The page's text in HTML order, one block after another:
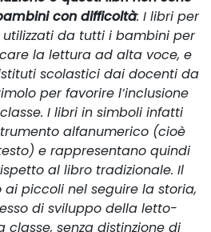
con difficoltà: I libri per
da tutti i bambini per
la lettura ad alta voce, e
scolastici dai docenti da
per favorire l’inclusione
I libri in simboli infatti
alfanumerico (cioè
e rappresentano quindi
al libro tradizionale. Il
piccoli nel seguire la storia,
di sviluppo della letto-
classe, senza distinzione di